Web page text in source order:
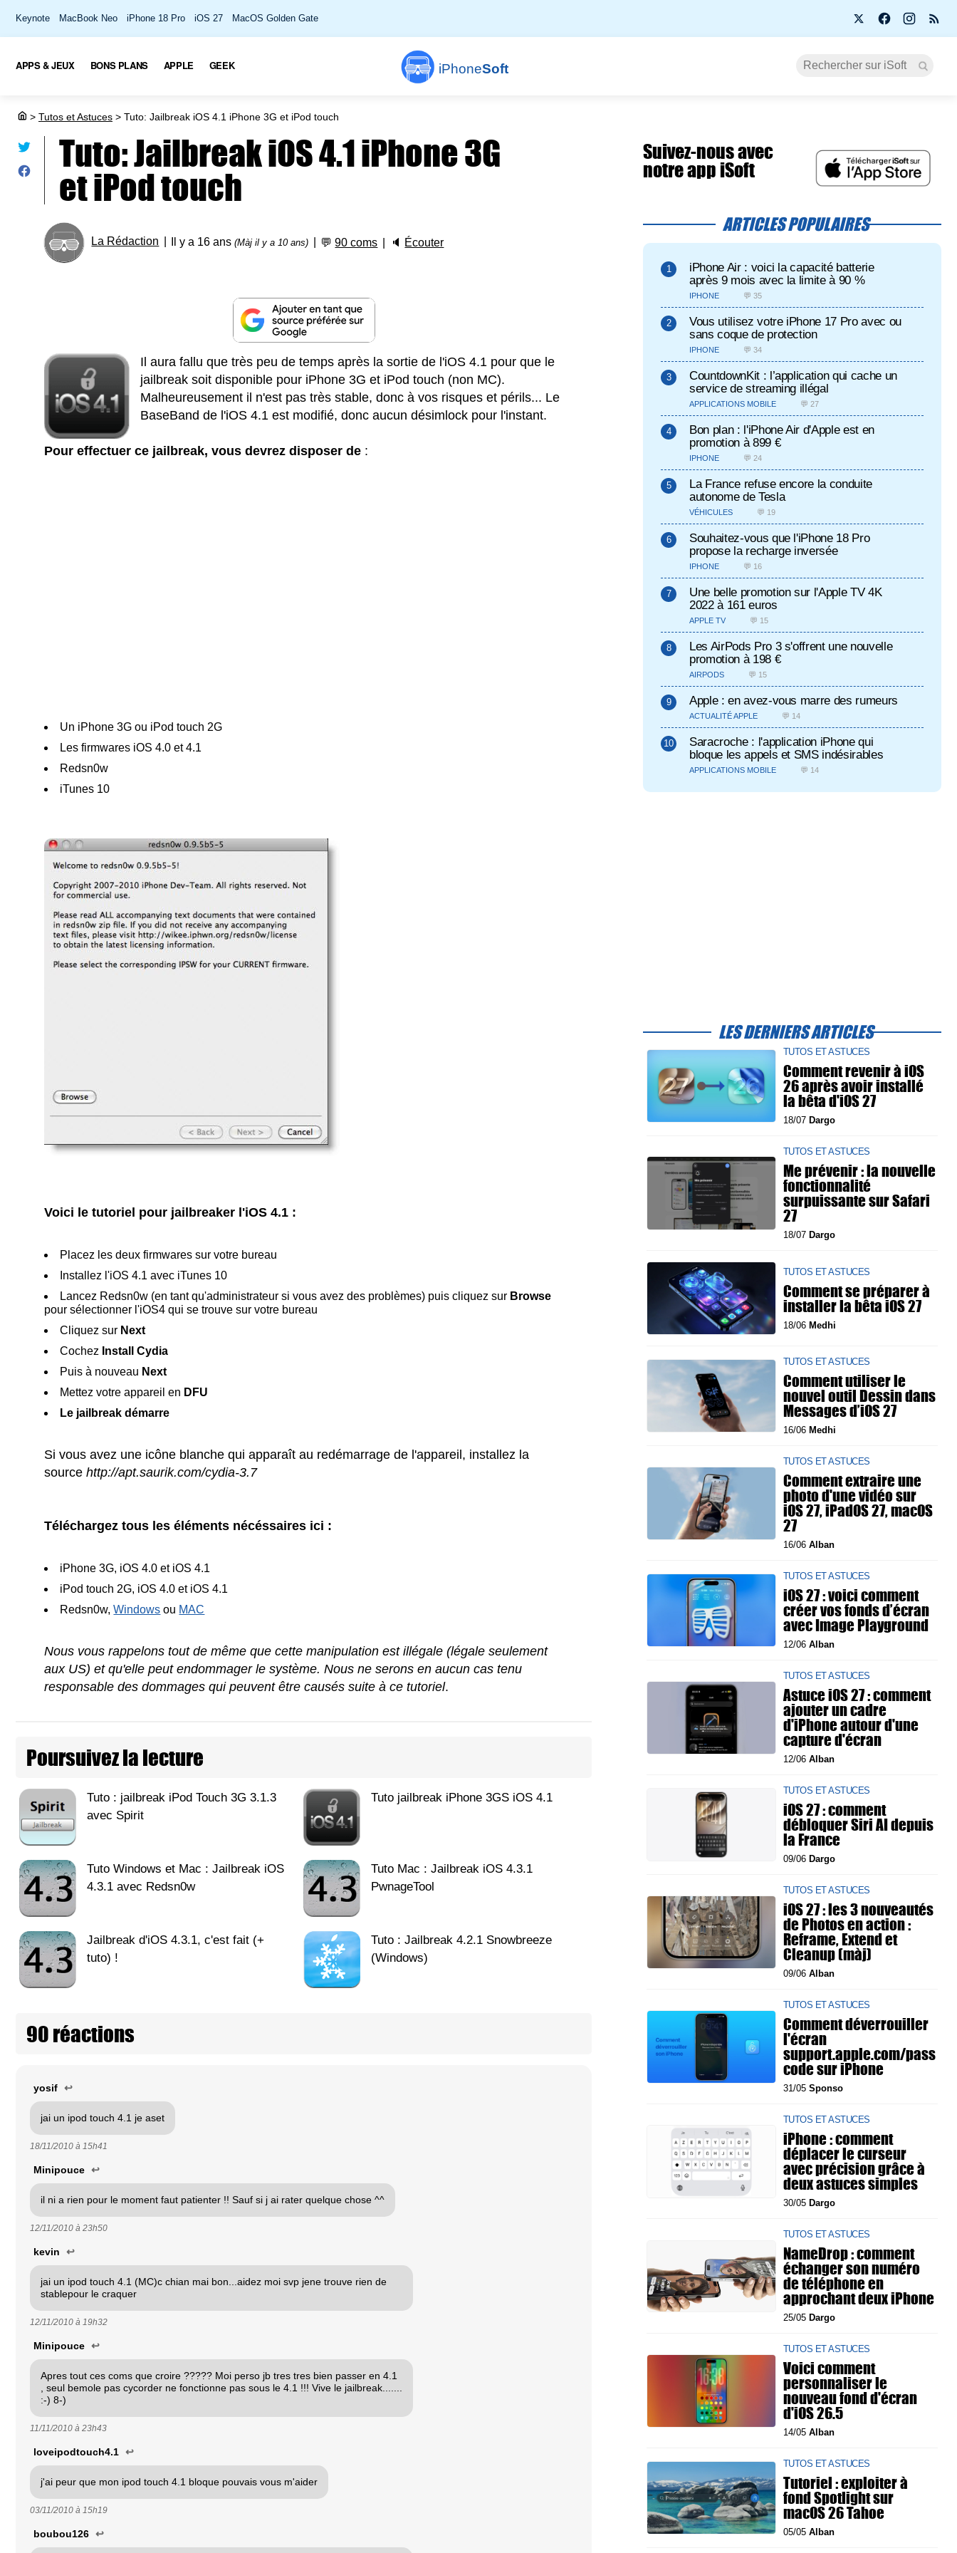
Keynote MacBook Neo iPhone 18 Pro iOS 27 MacOS Golden Gate
iPhoneSoft
APPS & JEUX BONS PLANS APPLE GEEK
> Tutos et Astuces > Tuto: Jailbreak iOS 4.1 iPhone 3G et iPod touch
Tuto: Jailbreak iOS 4.1 iPhone 3G
et iPod touch
La Rédaction Il y a 16 ans(Màj il y a 10 ans) 💬90 coms 🔈 Écouter
Il aura fallu que très peu de temps après la sortie de l'iOS 4.1 pour que le
jailbreak soit disponible pour iPhone 3G et iPod touch (non MC).
Malheureusement il n'est pas très stable, donc à vos risques et périls... Le
BaseBand de l'iOS 4.1 est modifié, donc aucun désimlock pour l'instant.
Pour effectuer ce jailbreak, vous devrez disposer de :
Un iPhone 3G ou iPod touch 2G
Les firmwares iOS 4.0 et 4.1
Redsn0w
iTunes 10
Voici le tutoriel pour jailbreaker l'iOS 4.1 :
Placez les deux firmwares sur votre bureau
Installez l'iOS 4.1 avec iTunes 10
Lancez Redsn0w (en tant qu'administrateur si vous avez des problèmes) puis cliquez sur Browse
pour sélectionner l'iOS4 qui se trouve sur votre bureau
Cliquez sur Next
Cochez Install Cydia
Puis à nouveau Next
Mettez votre appareil en DFU
Le jailbreak démarre
Si vous avez une icône blanche qui apparaît au redémarrage de l'appareil, installez la
sourcehttp://apt.saurik.com/cydia-3.7
Téléchargez tous les éléments nécéssaires ici :
iPhone 3G, iOS 4.0 et iOS 4.1
iPod touch 2G, iOS 4.0 et iOS 4.1
Redsn0w,Windows ou MAC
Nous vous rappelons tout de même que cette manipulation est illégale (légale seulement
aux US) et qu'elle peut endommager le système. Nous ne serons en aucun cas tenu
responsable des dommages qui peuvent être causés suite à ce tutoriel.
Poursuivez la lecture
Tuto : jailbreak iPod Touch 3G 3.1.3
avec Spirit
Tuto jailbreak iPhone 3GS iOS 4.1
Tuto Windows et Mac : Jailbreak iOS
4.3.1 avec Redsn0w
Tuto Mac : Jailbreak iOS 4.3.1
PwnageTool
Jailbreak d'iOS 4.3.1, c'est fait (+
tuto) !
Tuto : Jailbreak 4.2.1 Snowbreeze
(Windows)
90 réactions
yosif ↩
jai un ipod touch 4.1 je aset
18/11/2010 à 15h41
Minipouce ↩
il ni a rien pour le moment faut patienter !! Sauf si j ai rater quelque chose ^^
12/11/2010 à 23h50
kevin ↩
jai un ipod touch 4.1 (MC)c chian mai bon...aidez moi svp jene trouve rien de
stablepour le craquer
12/11/2010 à 19h32
Minipouce ↩
Apres tout ces coms que croire ????? Moi perso jb tres tres bien passer en 4.1
, seul bemole pas cycorder ne fonctionne pas sous le 4.1 !!! Vive le jailbreak.......
:-) 8-)
11/11/2010 à 23h43
loveipodtouch4.1 ↩
j'ai peur que mon ipod touch 4.1 bloque pouvais vous m'aider
03/11/2010 à 15h19
boubou126 ↩
Suivez-nous avec
notre app iSoft
ARTICLES POPULAIRES
iPhone Air : voici la capacité batterie
après 9 mois avec la limite à 90 %
IPHONE 💬 35
Vous utilisez votre iPhone 17 Pro avec ou
sans coque de protection
IPHONE 💬 34
CountdownKit : l’application qui cache un
service de streaming illégal
APPLICATIONS MOBILE 💬 27
Bon plan : l'iPhone Air d'Apple est en
promotion à 899 €
IPHONE 💬 24
La France refuse encore la conduite
autonome de Tesla
VÉHICULES 💬 19
Souhaitez-vous que l'iPhone 18 Pro
propose la recharge inversée
IPHONE 💬 16
Une belle promotion sur l'Apple TV 4K
2022 à 161 euros
APPLE TV 💬 15
Les AirPods Pro 3 s'offrent une nouvelle
promotion à 198 €
AIRPODS 💬 15
Apple : en avez-vous marre des rumeurs
ACTUALITÉ APPLE 💬 14
Saracroche : l'application iPhone qui
bloque les appels et SMS indésirables
APPLICATIONS MOBILE 💬 14
LES DERNIERS ARTICLES
TUTOS ET ASTUCES
Comment revenir à iOS
26 après avoir installé
la bêta d'iOS 27
18/07 Dargo
TUTOS ET ASTUCES
Me prévenir : la nouvelle
fonctionnalité
surpuissante sur Safari
27
18/07 Dargo
TUTOS ET ASTUCES
Comment se préparer à
installer la bêta iOS 27
18/06 Medhi
TUTOS ET ASTUCES
Comment utiliser le
nouvel outil Dessin dans
Messages d’iOS 27
16/06 Medhi
TUTOS ET ASTUCES
Comment extraire une
photo d'une vidéo sur
iOS 27, iPadOS 27, macOS
27
16/06 Alban
TUTOS ET ASTUCES
iOS 27 : voici comment
créer vos fonds d’écran
avec Image Playground
12/06 Alban
TUTOS ET ASTUCES
Astuce iOS 27 : comment
ajouter un cadre
d'iPhone autour d'une
capture d'écran
12/06 Alban
TUTOS ET ASTUCES
iOS 27 : comment
débloquer Siri AI depuis
la France
09/06 Dargo
TUTOS ET ASTUCES
iOS 27 : les 3 nouveautés
de Photos en action :
Reframe, Extend et
Cleanup (màj)
09/06 Alban
TUTOS ET ASTUCES
Comment déverrouiller
l'écran
support.apple.com/pass
code sur iPhone
31/05 Sponso
TUTOS ET ASTUCES
iPhone : comment
déplacer le curseur
avec précision grâce à
deux astuces simples
30/05 Dargo
TUTOS ET ASTUCES
NameDrop : comment
échanger son numéro
de téléphone en
approchant deux iPhone
25/05 Dargo
TUTOS ET ASTUCES
Voici comment
personnaliser le
nouveau fond d'écran
d'iOS 26.5
14/05 Alban
TUTOS ET ASTUCES
Tutoriel : exploiter à
fond Spotlight sur
macOS 26 Tahoe
05/05 Alban